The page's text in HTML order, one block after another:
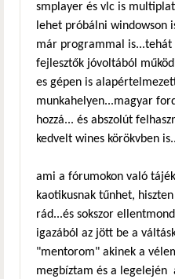
smplayer és vlc is
lehet próbálni windowson
már programmal is...tehát
fejlesztők jóvoltából
es gépen is
munkahelyen...magyar
hozzá... és abszolút
kedvelt wines körökvben
ami a fórumokon való
kaotikusnak tűnhet,
rád...és sokszor
igazából az jött be a
"mentorom" akinek a
megbíztam és a